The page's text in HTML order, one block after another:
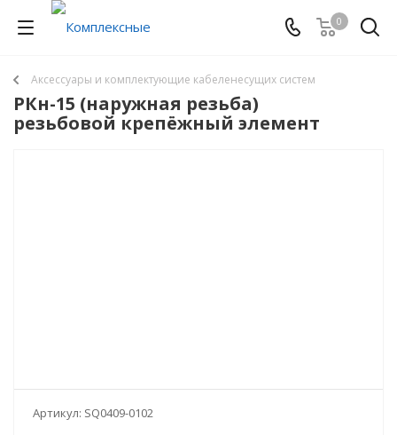
0
Аксессуары и комплектующие кабеленесущих систем
РКн-15 (наружная резьба)
резьбовой крепёжный элемент
Артикул: SQ0409-0102